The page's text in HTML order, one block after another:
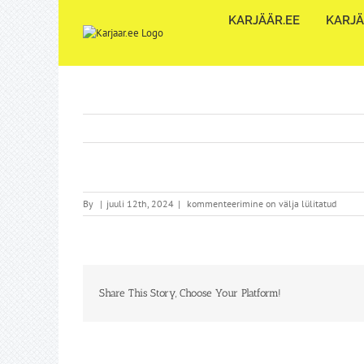
KARJÄÄR.EE
By | juuli 12th, 2024 | kommenteerimine on välja lülitatud
Share This Story, Choose Your Platform!